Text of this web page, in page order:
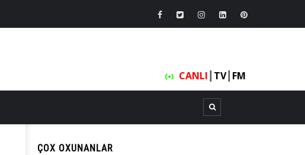
CANLI TV┃ FM
ÇOX OXUNANLAR